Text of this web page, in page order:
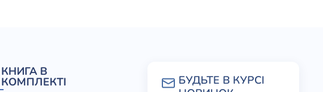
КНИГА В
КОМПЛЕКТІ